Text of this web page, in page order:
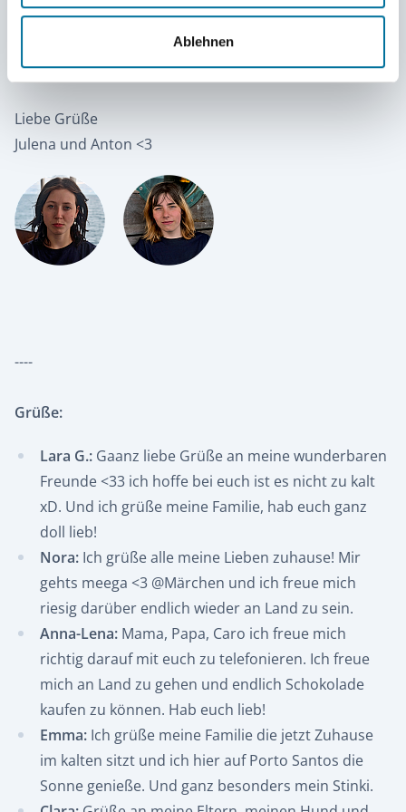
Ablehnen
geräumt sein. Wir alle werden uns etwas ausruhen,
denn nach dem ganzen Heeling hat jede:r mehrere
blaue Flecken.
Liebe Grüße
Julena und Anton <3
----
Grüße:
Lara G.: Gaanz liebe Grüße an meine wunderbaren
Freunde <33 ich hoffe bei euch ist es nicht zu kalt
xD. Und ich grüße meine Familie, hab euch ganz
doll lieb!
Nora: Ich grüße alle meine Lieben zuhause! Mir
gehts meega <3 @Märchen und ich freue mich
riesig darüber endlich wieder an Land zu sein.
Anna-Lena: Mama, Papa, Caro ich freue mich
richtig darauf mit euch zu telefonieren. Ich freue
mich an Land zu gehen und endlich Schokolade
kaufen zu können. Hab euch lieb!
Emma: Ich grüße meine Familie die jetzt Zuhause
im kalten sitzt und ich hier auf Porto Santos die
Sonne genieße. Und ganz besonders mein Stinki.